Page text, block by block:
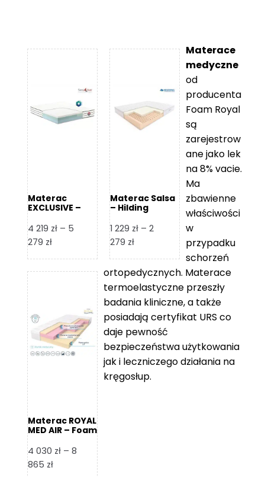
Materac
EXCLUSIVE –
4 219 zł – 5
279 złZakres
od
5
279 zł
Materac Salsa
– Hilding
1 229 zł – 2
279 złZakres
od
1
229 zł
2
279 zł
Materac ROYAL
MED AIR – Foam
4 030 zł – 8
865 złZakres
Materace
medyczne
od
producenta
Foam Royal
są
zarejestrow
ane jako lek
na 8% vacie.
Ma
zbawienne
właściwości
w
przypadku
schorzeń
ortopedycznych. Materace
termoelastyczne przeszły
badania kliniczne, a także
posiadają certyfikat URS co
daje pewność
bezpieczeństwa użytkowania
jak i leczniczego działania na
kręgosłup.